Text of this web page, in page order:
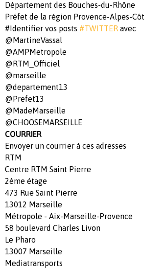
Département des Bouches-du-Rhône
Préfet de la région Provence-Alpes-
#Identifier vos posts #TWITTER avec
@MartineVassal
@AMPMetropole
@RTM_Officiel
@marseille
@departement13
@Prefet13
@MadeMarseille
@CHOOSEMARSEILLE
COURRIER
Envoyer un courrier à ces adresses
RTM
Centre RTM Saint Pierre
2ème étage
473 Rue Saint Pierre
13012 Marseille
Métropole - Aix-Marseille-Provence
58 boulevard Charles Livon
Le Pharo
13007 Marseille
Mediatransports